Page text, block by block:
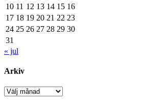
10 11 12 13 14 15 16
17 18 19 20 21 22 23
24 25 26 27 28 29 30
31
« jul
Arkiv
Arkiv